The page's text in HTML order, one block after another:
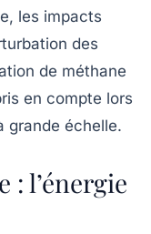
les impacts
des
de méthane
en compte lors
grande échelle.
: l’énergie